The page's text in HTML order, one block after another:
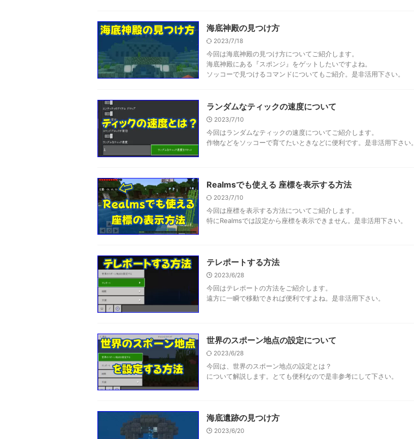
海底神殿の見つけ方
2023/7/18
今回は海底神殿の見つけ方についてご紹介します。
海底神殿にある『スポンジ』をゲットしたいですよね。
ソッコーで見つけるコマンドについてもご紹介。是非活用下さい。
ランダムなティックの速度について
2023/7/10
今回はランダムなティックの速度についてご紹介します。
作物などをソッコーで育てたいときなどに便利です。是非活用下さい。
Realmsでも使える 座標を表示する方法
2023/7/10
今回は座標を表示する方法についてご紹介します。
特にRealmsでは設定から座標を表示できません。是非活用下さい。
テレポートする方法
2023/6/28
今回はテレポートの方法をご紹介します。
遠方に一瞬で移動できれば便利ですよね。是非活用下さい。
世界のスポーン地点の設定について
2023/6/28
今回は、世界のスポーン地点の設定とは？
について解説します。とても便利なので是非参考にして下さい。
海底遺跡の見つけ方
2023/6/20